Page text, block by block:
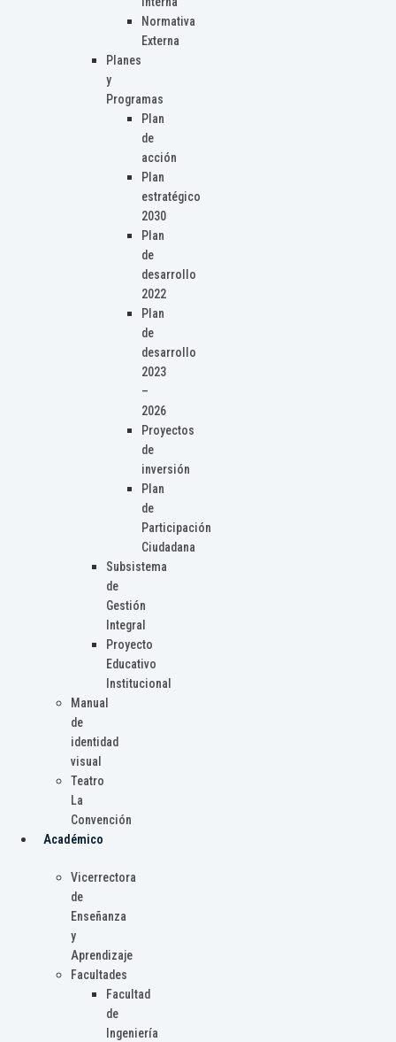
Normativa
Externa
Planes
y
Programas
Plan
de
acción
Plan
estratégico
2030
Plan
de
desarrollo
2022
Plan
de
desarrollo
2023
–
2026
Proyectos
de
inversión
Plan
de
Participación
Ciudadana
Subsistema
de
Gestión
Integral
Proyecto
Educativo
Institucional
Manual
de
identidad
visual
Teatro
La
Convención
Académico
Vicerrectora
de
Enseñanza
y
Aprendizaje
Facultades
Facultad
de
Ingeniería